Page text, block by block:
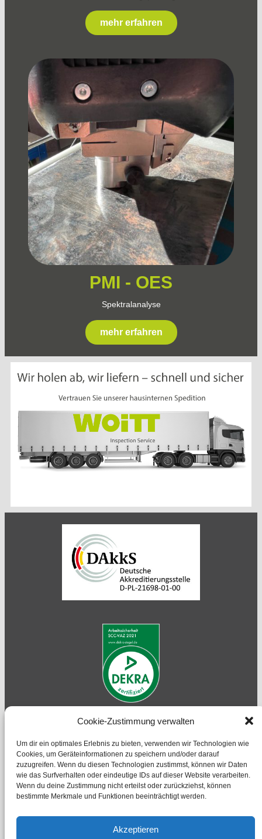
Cookie-Zustimmung verwalten
Um dir ein optimales Erlebnis zu bieten, verwenden wir Technologien wie
Cookies, um Geräteinformationen zu speichern und/oder darauf
zuzugreifen. Wenn du diesen Technologien zustimmst, können wir Daten
wie das Surfverhalten oder eindeutige IDs auf dieser Website verarbeiten.
Wenn du deine Zustimmung nicht erteilst oder zurückziehst, können
bestimmte Merkmale und Funktionen beeinträchtigt werden.
Akzeptieren
mehr erfahren
PMI - OES
Spektralanalyse
mehr erfahren
Akkreditierungsnachweis|Liste zum flexiblen
Geltungsbereich KAT III - Normen